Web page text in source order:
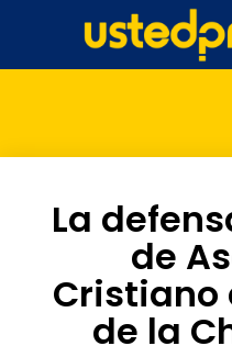
La
de
Cristiano
de la